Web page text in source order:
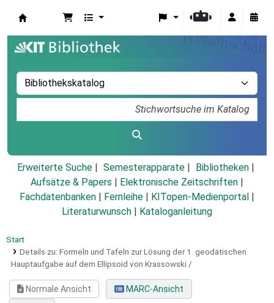
Erweiterte Suche Semesterapparate
Bibliotheken
Aufsätze & Papers
Elektronische Zeitschriften
Fachdatenbanken
Fernleihe KITopen-Medienportal
Literaturwunsch
Kataloganleitung
Start
Details zu: Formeln und Tafeln zur Lösung der 1. geodätischen
Hauptaufgabe auf dem Ellipsoid von Krassowski /
Normale Ansicht
MARC-Ansicht